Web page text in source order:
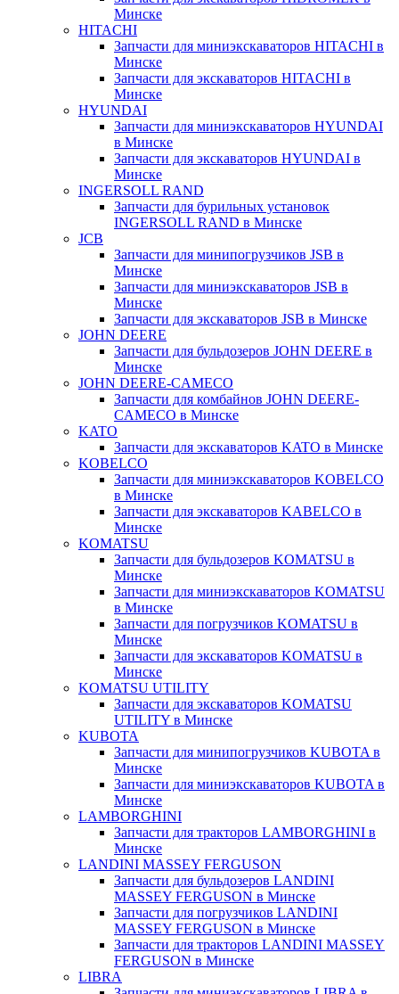
Минске
HITACHI
Запчасти для миниэкскаваторов HITACHI в
Минске
Запчасти для экскаваторов HITACHI в
Минске
HYUNDAI
Запчасти для миниэкскаваторов HYUNDAI
в Минске
Запчасти для экскаваторов HYUNDAI в
Минске
INGERSOLL RAND
Запчасти для бурильных установок
INGERSOLL RAND в Минске
JCB
Запчасти для минипогрузчиков JSB в
Минске
Запчасти для миниэкскаваторов JSB в
Минске
Запчасти для экскаваторов JSB в Минске
JOHN DEERE
Запчасти для бульдозеров JOHN DEERE в
Минске
JOHN DEERE-CAMECO
Запчасти для комбайнов JOHN DEERE-
CAMECO в Минске
KATO
Запчасти для экскаваторов KATO в Минске
KOBELCO
Запчасти для миниэкскаваторов KOBELCO
в Минске
Запчасти для экскаваторов KABELCO в
Минске
KOMATSU
Запчасти для бульдозеров KOMATSU в
Минске
Запчасти для миниэкскаваторов KOMATSU
в Минске
Запчасти для погрузчиков KOMATSU в
Минске
Запчасти для экскаваторов KOMATSU в
Минске
KOMATSU UTILITY
Запчасти для экскаваторов KOMATSU
UTILITY в Минске
KUBOTA
Запчасти для минипогрузчиков KUBOTA в
Минске
Запчасти для миниэкскаваторов KUBOTA в
Минске
LAMBORGHINI
Запчасти для тракторов LAMBORGHINI в
Минске
LANDINI MASSEY FERGUSON
Запчасти для бульдозеров LANDINI
MASSEY FERGUSON в Минске
Запчасти для погрузчиков LANDINI
MASSEY FERGUSON в Минске
Запчасти для тракторов LANDINI MASSEY
FERGUSON в Минске
LIBRA